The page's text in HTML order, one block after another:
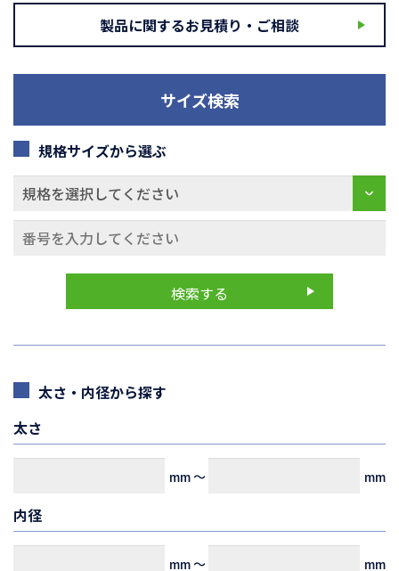
製品に関するお見積り・ご相談
サイズ検索
規格サイズから選ぶ
太さ・内径から探す
太さ
mm～ mm
内径
mm～ mm